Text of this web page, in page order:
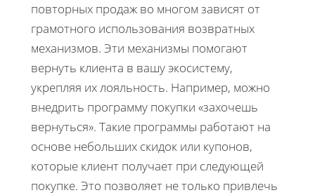
повторных продаж во многом зависят от
грамотного использования возвратных
механизмов. Эти механизмы помогают
вернуть клиента в вашу экосистему,
укрепляя их лояльность. Например, можно
внедрить программу покупки «захочешь
вернуться». Такие программы работают на
основе небольших скидок или купонов,
которые клиент получает при следующей
покупке. Это позволяет не только привлечь